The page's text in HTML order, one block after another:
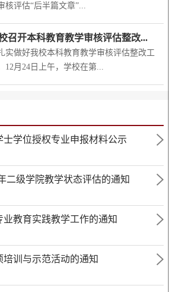
核评估“后半篇文章”...
召开本科教育教学审核评估整改...
实做好我校本科教育教学审核评估整改工
12月24日上午，学校在第...
士学位授权专业申报材料公示
二级学院教学状态评估的通知
教育实践教学工作的通知
训与示范活动的通知